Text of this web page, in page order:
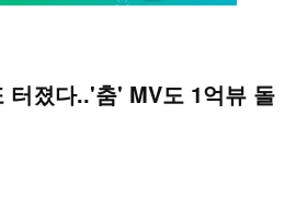
터졌다..'춤' MV도 1억뷰 돌